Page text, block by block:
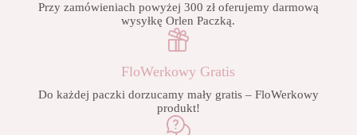
Przy zamówieniach powyżej 300 zł oferujemy darmową
wysyłkę Orlen Paczką.
FloWerkowy Gratis
Do każdej paczki dorzucamy mały gratis – FloWerkowy
produkt!